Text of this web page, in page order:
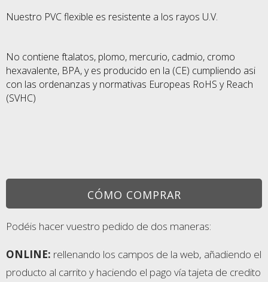
Nuestro PVC flexible es resistente a los rayos U.V.
No contiene ftalatos, plomo, mercurio, cadmio, cromo
hexavalente, BPA, y es producido en la (CE) cumpliendo asi
con las ordenanzas y normativas Europeas RoHS y Reach
(SVHC)
CÓMO COMPRAR
Podéis hacer vuestro pedido de dos maneras:
ONLINE: rellenando los campos de la web, añadiendo el
producto al carrito y haciendo el pago vía tajeta de credito